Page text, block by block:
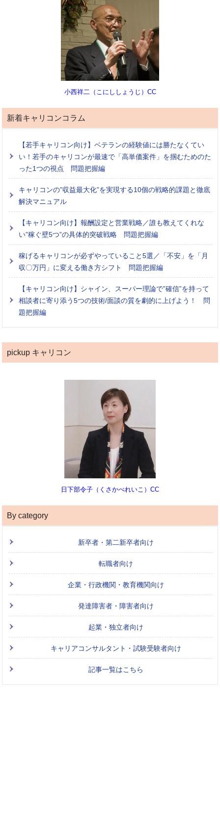
小西祥二（こにししょうじ）CC
新着キャリコンコラム
【若手キャリコン向け】ベテランの経験値には勝たなくてい
い！若手のキャリコンが最速で「高単価案件」を掴むためのた
った1つの視点 問題把握編
キャリコンの”収益最大化”を実現する10個の戦略的課題と徹底
解決マニュアル
【キャリコン向け】報酬設定と営業戦略／誰も教えてくれな
い”稼ぐ壁5つ”の具体的突破戦略 問題把握編
稼げるキャリコンが必ずやっていること5選／「不安」を「月
収〇万円」に変える働き方シフト 問題把握編
【キャリコン向け】シャイン、スーパー理論で”確信”を持って
相談者に寄り添う5つの技術/面談の質を劇的に上げよう！ 問
題把握編
pickup キャリコン
日下部令子（くさかべれいこ）CC
By category
新卒者・第二新卒者向け
転職者向け
企業・行政機関・教育機関向け
発達障害者・障害者向け
起業・独立者向け
キャリアコンサルタント・試験受験者向け
記事一覧はこちら